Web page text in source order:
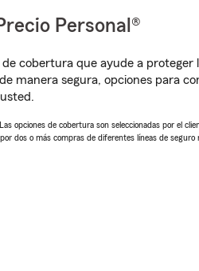
Personal®
cobertura que ayude a
manera segura, opciones para
opciones de cobertura son seleccionadas por el
dos o más compras de diferentes líneas de